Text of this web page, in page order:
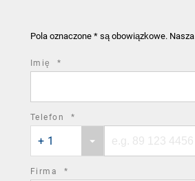
Pola oznaczone * są obowiązkowe. Nasza
Imię *
Telefon *
country
code
+ 1
number
Firma *